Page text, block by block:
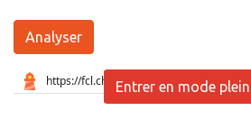
Analyser
Entrer en mode